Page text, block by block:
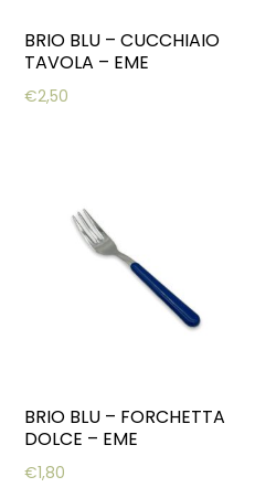
BRIO BLU – CUCCHIAIO
TAVOLA – EME
€2,50
BRIO BLU – FORCHETTA
DOLCE – EME
€1,80